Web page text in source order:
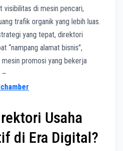
visibilitas di mesin pencari,
trafik organik yang lebih luas.
yang tepat, direktori
“nampang alamat bisnis”,
promosi yang bekerja
–
Usaha
di Era Digital?